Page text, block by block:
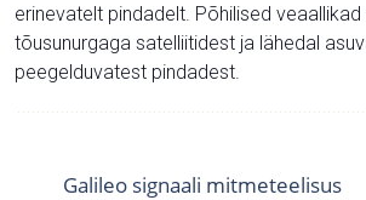
erinevatelt pindadelt. Põhilised
tõusunurgaga satelliitidest ja lähedal
peegelduvatest pindadest.
Galileo signaali mitmeteelisus